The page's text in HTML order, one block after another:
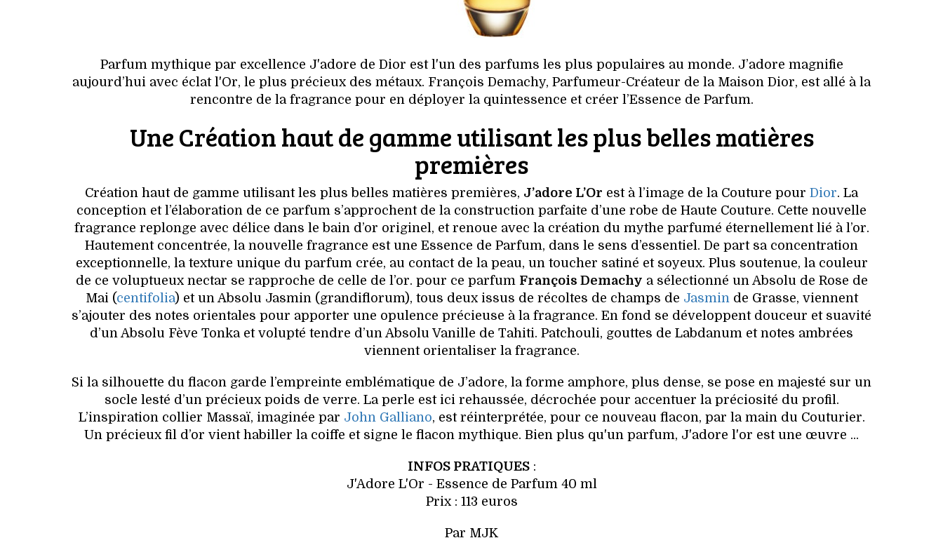
Parfum mythique par excellence J'adore de Dior est l'un des parfums les plus populaires au monde. J’adore magnifie
aujourd’hui avec éclat l'Or, le plus précieux des métaux. François Demachy, Parfumeur-Créateur de la Maison Dior, est allé à la
rencontre de la fragrance pour en déployer la quintessence et créer l’Essence de Parfum.
Une Création haut de gamme utilisant les plus belles matières
premières
Création haut de gamme utilisant les plus belles matières premières, J’adore L’Or est à l’image de la Couture pour Dior. La
conception et l’élaboration de ce parfum s’approchent de la construction parfaite d’une robe de Haute Couture. Cette nouvelle
fragrance replonge avec délice dans le bain d’or originel, et renoue avec la création du mythe parfumé éternellement lié à l’or.
Hautement concentrée, la nouvelle fragrance est une Essence de Parfum, dans le sens d’essentiel. De part sa concentration
exceptionnelle, la texture unique du parfum crée, au contact de la peau, un toucher satiné et soyeux. Plus soutenue, la couleur
de ce voluptueux nectar se rapproche de celle de l’or. pour ce parfum François Demachy a sélectionné un Absolu de Rose de
Mai (centifolia) et un Absolu Jasmin (grandiflorum), tous deux issus de récoltes de champs de Jasminde Grasse, viennent
s’ajouter des notes orientales pour apporter une opulence précieuse à la fragrance. En fond se développent douceur et suavité
d’un Absolu Fève Tonka et volupté tendre d’un Absolu Vanille de Tahiti. Patchouli, gouttes de Labdanum et notes ambrées
viennent orientaliser la fragrance.
Si la silhouette du flacon garde l’empreinte emblématique de J’adore, la forme amphore, plus dense, se pose en majesté sur un
socle lesté d’un précieux poids de verre. La perle est ici rehaussée, décrochée pour accentuer la préciosité du profil.
L’inspiration collier Massaï, imaginée par John Galliano, est réinterprétée, pour ce nouveau flacon, par la main du Couturier.
Un précieux fil d’or vient habiller la coiffe et signe le flacon mythique. Bien plus qu'un parfum, J'adore l'or est une œuvre ...
INFOS PRATIQUES:
J'Adore L'Or - Essence de Parfum 40 ml
Prix : 113 euros
Par MJK